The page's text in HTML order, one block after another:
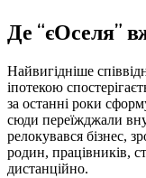
Де “єОселя”
Найвигідніше
іпотекою
за останні роки
сюди переїжджали
релокувався бізнес,
родин, працівників,
дистанційно.